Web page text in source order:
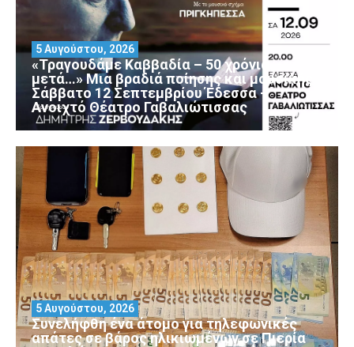
«Τραγουδάμε Καββαδία – 50 χρόνια
μετά…» Μια βραδιά ποίησης και μουσικής
Σάββατο 12 Σεπτεμβρίου Έδεσσα –
Ανοιχτό Θέατρο Γαβαλιώτισσας
5 Αυγούστου, 2026
Συνελήφθη ένα άτομο για τηλεφωνικές
απάτες σε βάρος ηλικιωμένων σε Πιερία
5 Αυγούστου, 2026